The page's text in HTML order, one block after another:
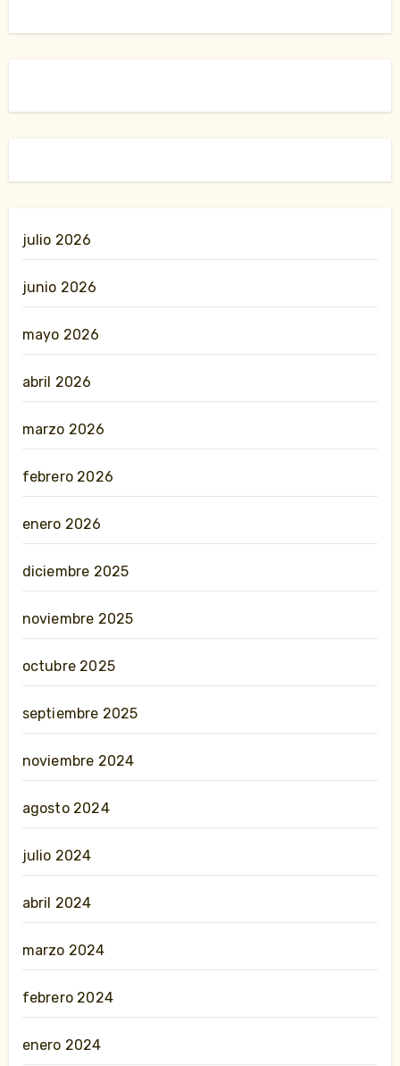
julio 2026
junio 2026
mayo 2026
abril 2026
marzo 2026
febrero 2026
enero 2026
diciembre 2025
noviembre 2025
octubre 2025
septiembre 2025
noviembre 2024
agosto 2024
julio 2024
abril 2024
marzo 2024
febrero 2024
enero 2024